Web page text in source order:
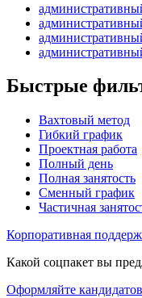
Быстрые
Вахтовый метод
Гибкий график
Проектная работа
Полный день
Полная занятость
Сменный график
Частичная
Корпоративная
Какой соцпакет вы
Оформляйте